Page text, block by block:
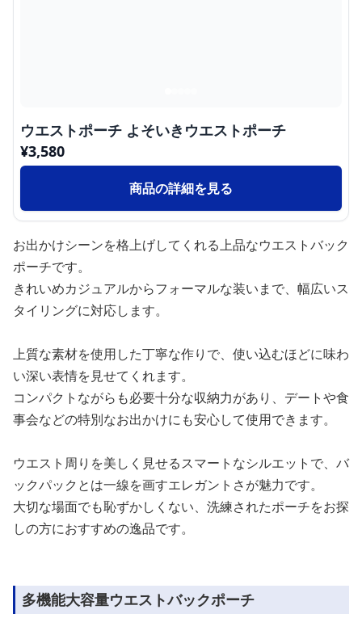
ウエストポーチ よそいきウエストポーチ
¥3,580
商品の詳細を見る
お出かけシーンを格上げしてくれる上品なウエストバック
ポーチです。
きれいめカジュアルからフォーマルな装いまで、幅広いス
タイリングに対応します。
上質な素材を使用した丁寧な作りで、使い込むほどに味わ
い深い表情を見せてくれます。
コンパクトながらも必要十分な収納力があり、デートや食
事会などの特別なお出かけにも安心して使用できます。
ウエスト周りを美しく見せるスマートなシルエットで、バ
ックパックとは一線を画すエレガントさが魅力です。
大切な場面でも恥ずかしくない、洗練されたポーチをお探
しの方におすすめの逸品です。
多機能大容量ウエストバックポーチ